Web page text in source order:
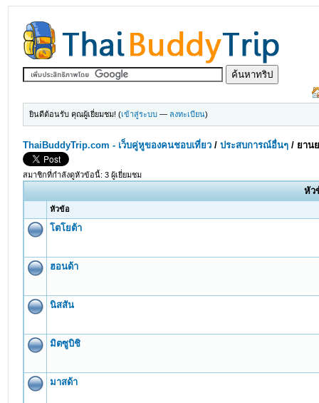
ยินดีต้อนรับ คุณผู้เยี่ยมชม! (เข้าสู่ระบบ — ลงทะเบียน)
ThaiBuddyTrip.com - เว็บคู่หูของคนชอบเที่ยว /ประสบการณ์อื่นๆ / ยาน
สมาชิกที่กำลังดูหัวข้อนี้: 3 ผู้เยี่ยมชม
หัว
หัวข้อ
โตโยต้า
ฮอนด้า
นิสสัน
มิตซูบิชิ
มาสด้า